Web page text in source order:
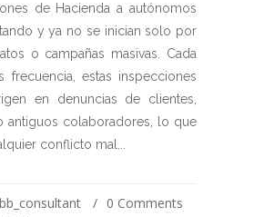
de Hacienda a autónomos
y ya no se inician solo por
o campañas masivas. Cada
frecuencia, estas inspecciones
en denuncias de clientes,
antiguos colaboradores, lo que
conflicto mal...
0 Comments